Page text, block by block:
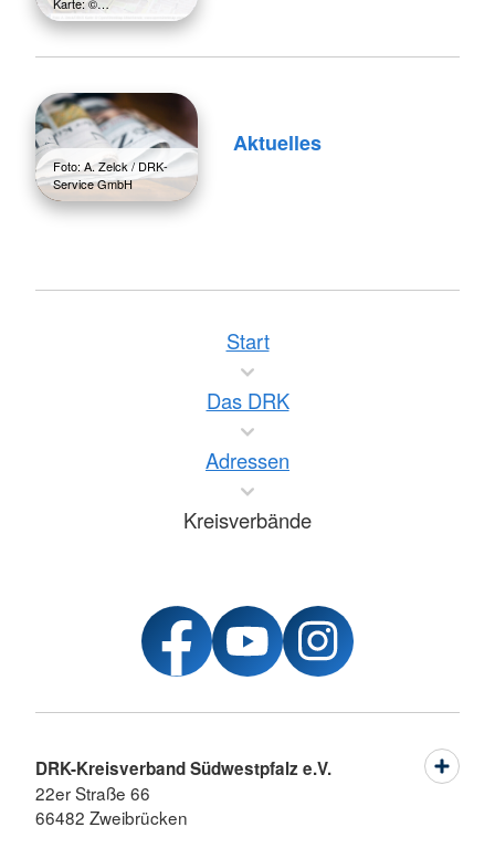
Foto: A. Zelck / DRK-
Service GmbH
Aktuelles
Start
Das DRK
Adressen
Kreisverbände
DRK-Kreisverband Südwestpfalz e.V.
22er Straße 66
66482 Zweibrücken